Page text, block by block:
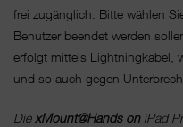
frei zugänglich. Bitte wählen
Benutzer beendet werden
erfolgt mittels Lightningkabel,
und so auch gegen
Die xMount@Hands oniPad